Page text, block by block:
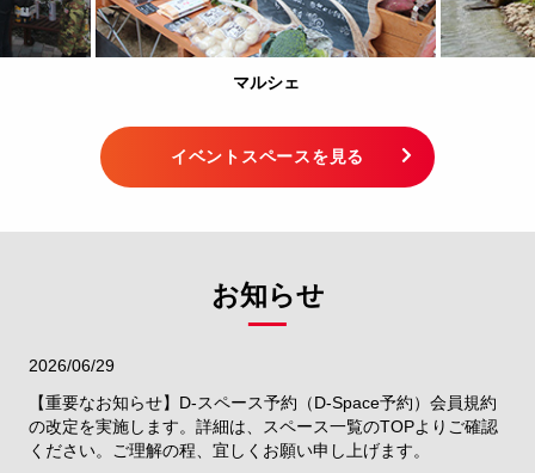
マルシェ2
イベントスペースを見る
お知らせ
2026/06/29
【重要なお知らせ】D-スペース予約（D-Space予約）会員規約
の改定を実施します。詳細は、スペース一覧のTOPよりご確認
ください。ご理解の程、宜しくお願い申し上げます。